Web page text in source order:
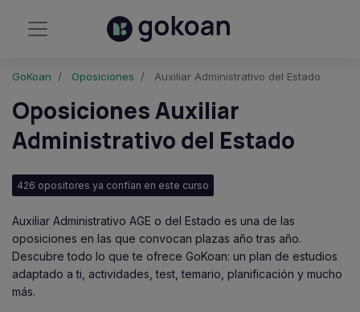
GoKoan Oposiciones Auxiliar Administrativo del Estado
Oposiciones Auxiliar
Administrativo del Estado
426 opositores ya confían en este curso
Auxiliar Administrativo AGE o del Estado es una de las
oposiciones en las que convocan plazas año tras año.
Descubre todo lo que te ofrece GoKoan: un plan de estudios
adaptado a ti, actividades, test, temario, planificación y mucho
más.